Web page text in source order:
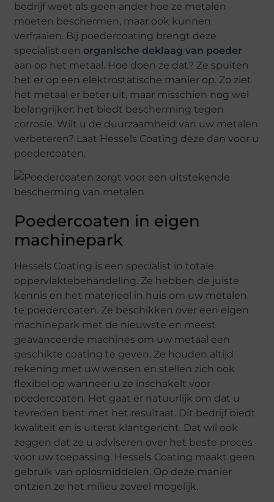
bedrijf weet als geen ander hoe ze metalen
moeten beschermen, maar ook kunnen
verfraaien. Bij poedercoating brengt deze
specialist eenorganische deklaag van poeder
aan op het metaal. Hoe doen ze dat? Ze spuiten
het er op een elektrostatische manier op. Zo ziet
het metaal er beter uit, maar misschien nog wel
belangrijker: het biedt bescherming tegen
corrosie. Wilt u de duurzaamheid van uw metalen
verbeteren? Laat Hessels Coating deze dan voor u
poedercoaten.
Poedercoaten in eigen
machinepark
Hessels Coating is een specialist in totale
oppervlaktebehandeling. Ze hebben de juiste
kennis en het materieel in huis om uw metalen
te poedercoaten. Ze beschikken over een eigen
machinepark met de nieuwste en meest
geavanceerde machines om uw metaal een
geschikte coating te geven. Ze houden altijd
rekening met uw wensen en stellen zich ook
flexibel op wanneer u ze inschakelt voor
poedercoaten. Het gaat er natuurlijk om dat u
tevreden bent met het resultaat. Dit bedrijf biedt
kwaliteit en is uiterst klantgericht. Dat wil ook
zeggen dat ze u adviseren over het beste proces
voor uw toepassing. Hessels Coating maakt geen
gebruik van oplosmiddelen. Op deze manier
ontzien ze het milieu zoveel mogelijk.